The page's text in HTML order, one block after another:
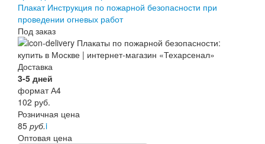
Плакат Инструкция по пожарной безопасности при
проведении огневых работ
Под заказ
Доставка
3-5 дней
формат А4
102 руб.
Розничная цена
85 руб.i
Оптовая цена